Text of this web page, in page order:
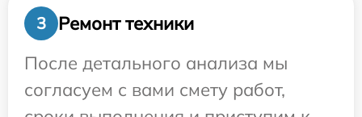
3
Ремонт техники
После детального анализа мы
согласуем с вами смету работ,